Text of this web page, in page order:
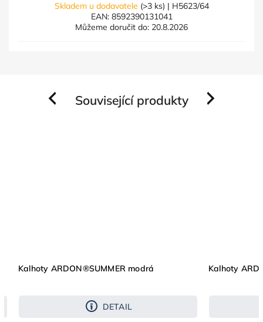
Skladem u dodavatele (>3 ks) | H5623/64
EAN: 8592390131041
Můžeme doručit do: 20.8.2026
Související produkty
Previous
Kalhoty ARDON®SUMMER modrá
DETAIL
Kalhoty
Next